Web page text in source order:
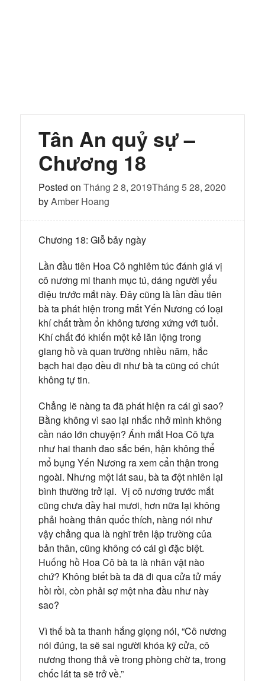
Tân An quỷ sự –
Chương 18
Posted on Tháng 2 8, 2019Tháng 5 28, 2020
byAmber Hoang
Chương 18: Giỗ bảy ngày
Lần đầu tiên Hoa Cô nghiêm túc đánh giá vị
cô nương mi thanh mục tú, dáng người yểu
điệu trước mắt này. Đây cũng là lần đầu tiên
bà ta phát hiện trong mắt Yến Nương có loại
khí chất trầm ổn không tương xứng với tuổi.
Khí chất đó khiến một kẻ lăn lộng trong
giang hồ và quan trường nhiều năm, hắc
bạch hai đạo đều đi như bà ta cũng có chút
không tự tin.
Chẳng lẽ nàng ta đã phát hiện ra cái gì sao?
Bằng không vì sao lại nhắc nhở mình không
cần náo lớn chuyện? Ánh mắt Hoa Cô tựa
như hai thanh đao sắc bén, hận không thể
mổ bụng Yến Nương ra xem cẩn thận trong
ngoài. Nhưng một lát sau, bà ta đột nhiên lại
bình thường trở lại. Vị cô nương trước mắt
cũng chưa đầy hai mươi, hơn nữa lại không
phải hoàng thân quốc thích, nàng nói như
vậy chẳng qua là nghĩ trên lập trường của
bản thân, cũng không có cái gì đặc biệt.
Huống hồ Hoa Cô bà ta là nhân vật nào
chứ? Không biết bà ta đã đi qua cửa tử mấy
hồi rồi, còn phải sợ một nha đầu như này
sao?
Vì thế bà ta thanh hắng giọng nói, “Cô nương
nói đúng, ta sẽ sai người khóa kỹ cửa, cô
nương thong thả về trong phòng chờ ta, trong
chốc lát ta sẽ trở về.”